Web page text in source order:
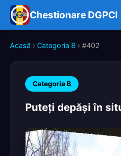
Chestionare DGPCI
Acasă › Categoria B › #402
Categoria B
Puteţi depăşi în